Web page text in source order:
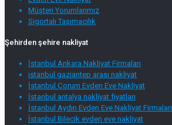
Müşteri Yorumlarımız
Sigortalı Taşımacılık
Şehirden şehire nakliyat
İstanbul Ankara Nakliyat Firmaları
istanbul gaziantep arası nakliyat
İstanbul Çorum Evden Eve Nakliyat
İstanbul antalya nakliyat fiyatları
İstanbul Aydın Evden Eve Nakliyat Firmaları
İstanbul Bilecik evden eve nakliyat